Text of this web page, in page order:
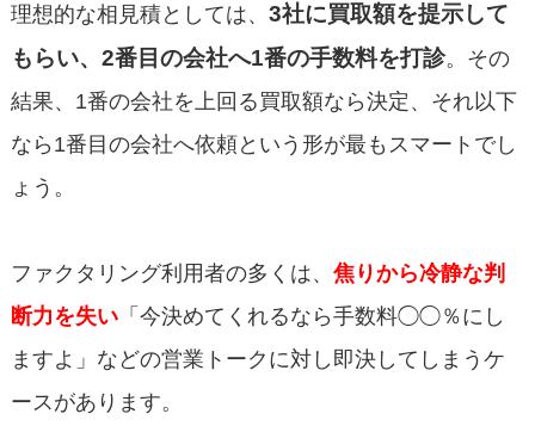
理想的な相見積としては、 3社に買取額を提示して
もらい、2番目の会社へ1番の手数料を打診。その
結果、1番の会社を上回る買取額なら決定、それ以下
なら1番目の会社へ依頼という形が最もスマートでし
ょう。
ファクタリング利用者の多くは、 焦りから冷静な判
断力を失い「今決めてくれるなら手数料◯◯％にし
ますよ」などの営業トークに対し即決してしまうケ
ースがあります。